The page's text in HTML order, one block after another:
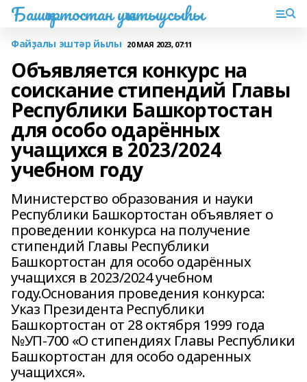
Башҡортостан уҡытыусыһы
Файҙалы эштәр йылы 20 МАЯ 2023, 07:11
Объявляется конкурс на
соискание стипендий Главы
Республики Башкортостан
для особо одарённых
учащихся в 2023/2024
учебном году
Министерство образования и науки
Республики Башкортостан объявляет о
проведении конкурса на получение
стипендий Главы Республики
Башкортостан для особо одарённых
учащихся в 2023/2024 учебном
году.Основания проведения конкурса:
Указ Президента Республики
Башкортостан от 28 октября 1999 года
№УП-700 «О стипендиях Главы Республики
Башкортостан для особо одаренных
учащихся».